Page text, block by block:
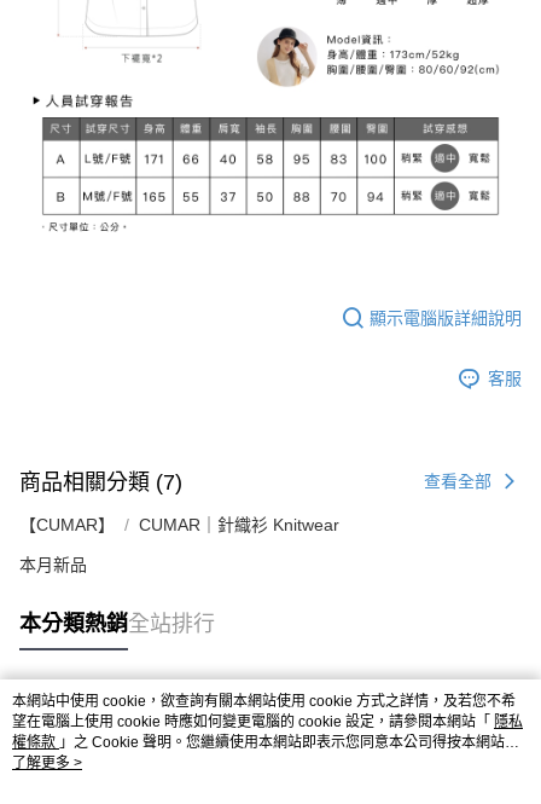
顯示電腦版詳細說明
客服
商品相關分類 (7) 查看全部
【CUMAR】 CUMAR｜針織衫 Knitwear
本月新品
本分類熱銷全站排行
熱門標籤
本網站中使用 cookie，欲查詢有關本網站使用 cookie 方式之詳情，及若您不希
望在電腦上使用 cookie 時應如何變更電腦的 cookie 設定，請參閱本網站「 隱私
權條款 」之 Cookie 聲明。您繼續使用本網站即表示您同意本公司得按本網站使
用條款之 Cookie 聲明使用 cookie。
了解更多 >